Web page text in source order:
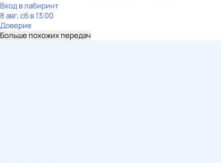
Вход в лабиринт
8 авг, сб в 13:00
Доверие
Больше похожих передач